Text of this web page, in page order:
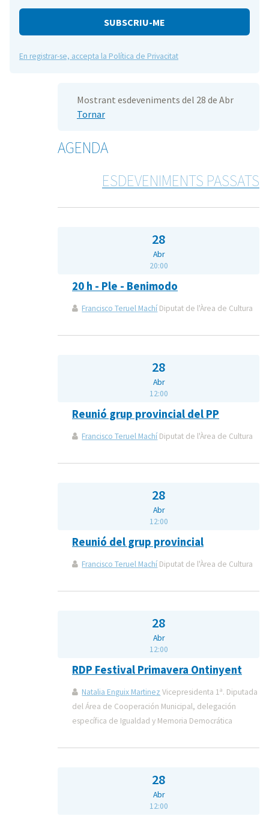
correu-
En registrar-se, accepta la Política de Privacitat
Mostrant esdeveniments del 28 de Abr
Tornar
AGENDA
ESDEVENIMENTS PASSATS
28
Abr
20:00
20 h - Ple - Benimodo
Francisco Teruel Machí Diputat de l'Àrea de Cultura
28
Abr
12:00
Reunió grup provincial del PP
Francisco Teruel Machí Diputat de l'Àrea de Cultura
28
Abr
12:00
Reunió del grup provincial
Francisco Teruel Machí Diputat de l'Àrea de Cultura
28
Abr
12:00
RDP Festival Primavera Ontinyent
Natalia Enguix Martinez Vicepresidenta 1ª. Diputada
del Área de Cooperación Municipal, delegación
específica de Igualdad y Memoria Democrática
28
Abr
12:00